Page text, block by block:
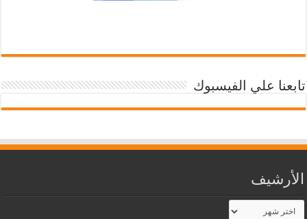
تابعنا علي الفيسبوك
الأرشيف
الأرشيف